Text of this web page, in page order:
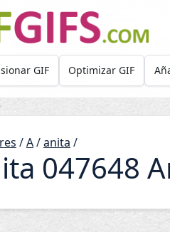
GIF Optimizar GIF
/A/anita /
047648